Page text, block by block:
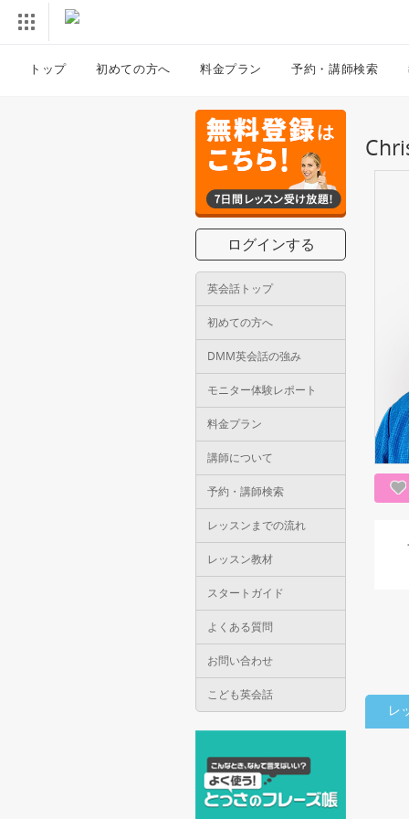
トップ 初めての方へ 料金プラン 予約・講師検索
ログインする
英会話トップ
初めての方へ
DMM英会話の強み
モニター体験レポート
料金プラン
講師について
予約・講師検索
レッスンまでの流れ
レッスン教材
スタートガイド
よくある質問
お問い合わせ
こども英会話
レ